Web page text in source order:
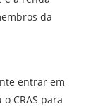
da
entrar em
CRAS para